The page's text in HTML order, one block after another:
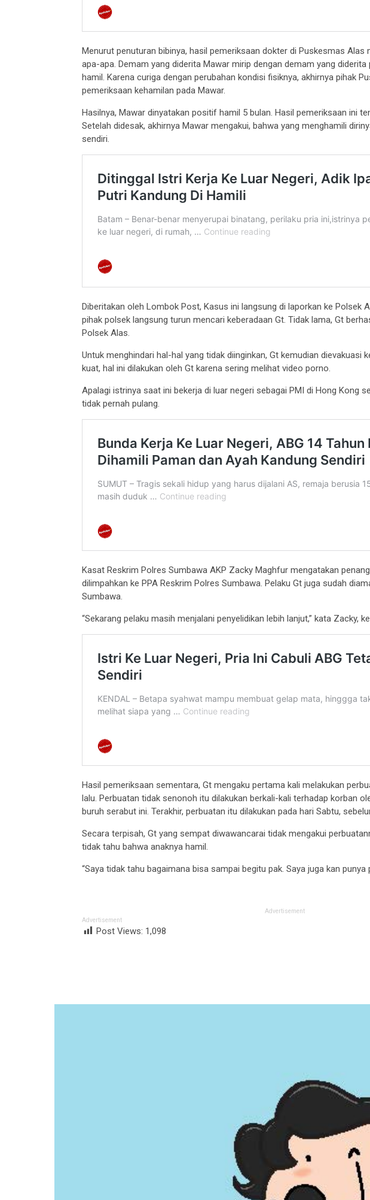
Menurut penuturan bibinya, hasil pemeriksaan dokter di Puskesmas Alas
apa-apa. Demam yang diderita Mawar mirip dengan demam yang diderita
hamil. Karena curiga dengan perubahan kondisi fisiknya, akhirnya pihak
pemeriksaan kehamilan pada Mawar.
Hasilnya, Mawar dinyatakan positif hamil 5 bulan. Hasil pemeriksaan ini
Setelah didesak, akhirnya Mawar mengakui, bahwa yang menghamili
sendiri.
Diberitakan oleh Lombok Post, Kasus ini langsung di laporkan ke Polsek
pihak polsek langsung turun mencari keberadaan Gt. Tidak lama, Gt
Polsek Alas.
Untuk menghindari hal-hal yang tidak diinginkan, Gt kemudian dievakuasi
kuat, hal ini dilakukan oleh Gt karena sering melihat video porno.
Apalagi istrinya saat ini bekerja di luar negeri sebagai PMI di Hong Kong
tidak pernah pulang.
Kasat Reskrim Polres Sumbawa AKP Zacky Maghfur mengatakan
dilimpahkan ke PPA Reskrim Polres Sumbawa. Pelaku Gt juga sudah
Sumbawa.
“Sekarang pelaku masih menjalani penyelidikan lebih lanjut,” kata Zacky,
Hasil pemeriksaan sementara, Gt mengaku pertama kali melakukan
lalu. Perbuatan tidak senonoh itu dilakukan berkali-kali terhadap korban
buruh serabut ini. Terakhir, perbuatan itu dilakukan pada hari Sabtu,
Secara terpisah, Gt yang sempat diwawancarai tidak mengakui
tidak tahu bahwa anaknya hamil.
“Saya tidak tahu bagaimana bisa sampai begitu pak. Saya juga kan punya
Advertisement
Advertisement
Post Views: 1,098